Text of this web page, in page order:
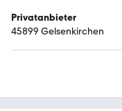
Privatanbieter
45899 Gelsenkirchen